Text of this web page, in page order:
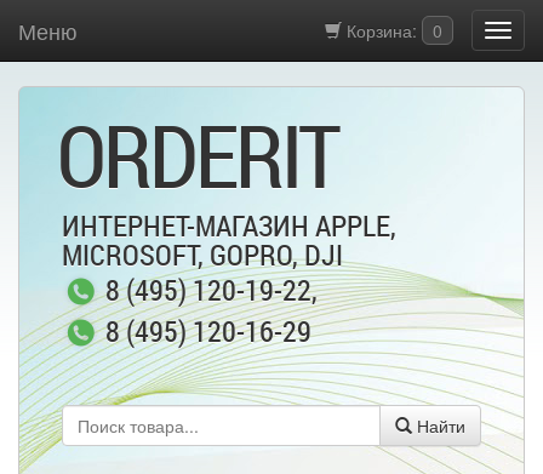
Корзина: 0
Меню
ORDERIT
ИНТЕРНЕТ-МАГАЗИН APPLE,
MICROSOFT, GOPRO, DJI
8 (495) 120-19-22,
8 (495) 120-16-29
Найти